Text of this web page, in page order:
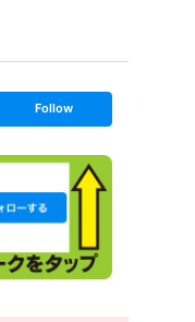
s
t
o
l
o
w
Follow